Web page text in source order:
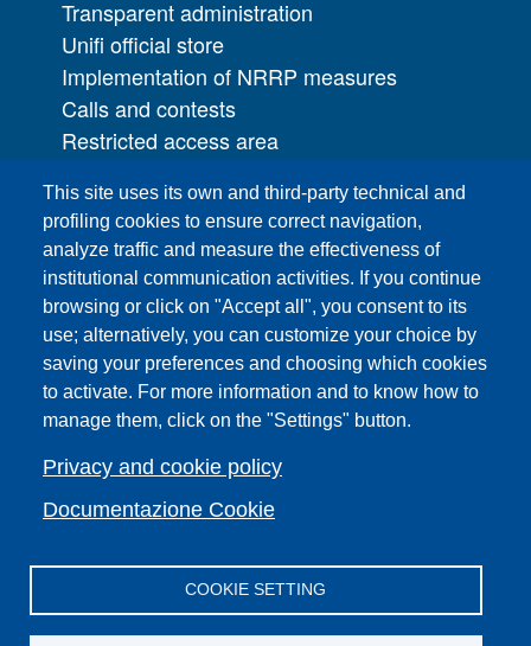
This site uses its own and third-party technical and
profiling cookies to ensure correct navigation,
analyze traffic and measure the effectiveness of
institutional communication activities. If you continue
browsing or click on "Accept all", you consent to its
use; alternatively, you can customize your choice by
saving your preferences and choosing which cookies
to activate. For more information and to know how to
manage them, click on the "Settings" button.
Privacy and cookie policy
Documentazione Cookie
COOKIE SETTING
Transparent administration
Unifi official store
Implementation of NRRP measures
Calls and contests
Restricted access area
IT Services
PRO | Public Relations Office
Campuses
Sitemap
Webmaster and web editorial staff
List of thematic Unifi websites
Accessibility
Legal Notices
Change your mind on cookies
Facebook
X YouTubeSpotifyInstagramLinkedInTelegram
Flickr